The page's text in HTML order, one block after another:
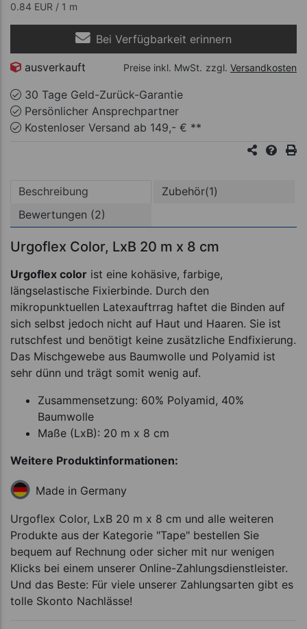
0.84 EUR / 1 m
Bei Verfügbarkeit erinnern
ausverkauft Preise inkl. MwSt. zzgl. Versandkosten
30 Tage Geld-Zurück-Garantie
Persönlicher Ansprechpartner
Kostenloser Versand ab 149,- € **
Beschreibung
Zubehör(1)
Bewertungen (2)
Urgoflex Color, LxB 20 m x 8 cm
Urgoflex color ist eine kohäsive, farbige,
längselastische Fixierbinde. Durch den
mikropunktuellen Latexauftrrag haftet die Binden auf
sich selbst jedoch nicht auf Haut und Haaren. Sie ist
rutschfest und benötigt keine zusätzliche Endfixierung.
Das Mischgewebe aus Baumwolle und Polyamid ist
sehr dünn und trägt somit wenig auf.
Zusammensetzung: 60% Polyamid, 40%
Baumwolle
Maße (LxB): 20 m x 8 cm
Weitere Produktinformationen:
Made in Germany
Urgoflex Color, LxB 20 m x 8 cm und alle weiteren
Produkte aus der Kategorie "Tape" bestellen Sie
bequem auf Rechnung oder sicher mit nur wenigen
Klicks bei einem unserer Online-Zahlungsdienstleister.
Und das Beste: Für viele unserer Zahlungsarten gibt es
tolle Skonto Nachlässe!